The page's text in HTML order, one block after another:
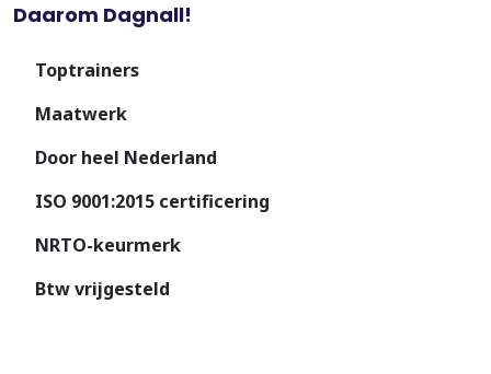
Daarom Dagnall!
Toptrainers
Maatwerk
Door heel Nederland
ISO 9001:2015 certificering
NRTO-keurmerk
Btw vrijgesteld